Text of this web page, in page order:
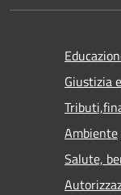
Giustizia
Ambiente
Salute,